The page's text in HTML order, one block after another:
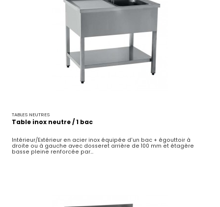
TABLES NEUTRES
Table inox neutre / 1 bac
Intérieur/Extérieur en acier inox équipée d'un bac + égouttoir à
droite ou à gauche avec dosseret arrière de 100 mm et étagère
basse pleine renforcée par...